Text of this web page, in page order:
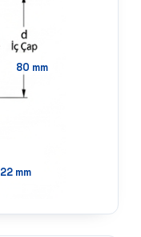
80 mm
22 mm